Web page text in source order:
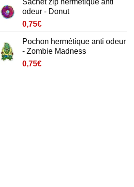
odeur - Donut
0,75€
Pochon hermétique anti odeur
- Zombie Madness
0,75€